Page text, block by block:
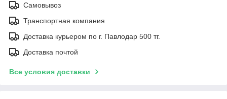
Самовывоз
Транспортная компания
Доставка курьером по г. Павлодар 500 тг.
Доставка почтой
Все условия доставки